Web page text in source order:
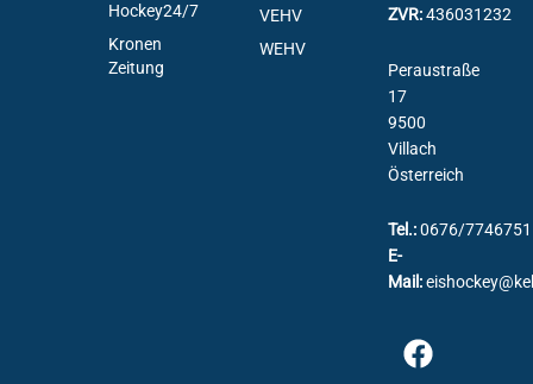
Hockey24/7
Kronen
Zeitung
VEHV
WEHV
ZVR:436031232
Peraustraße
17
9500
Villach
Österreich
Tel.:0676/7746751
E-
Mail: